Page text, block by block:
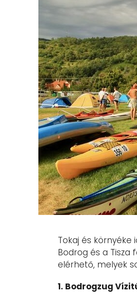
Tokaj és környéke
Bodrog és a Tisza
elérhető, melyek
1. Bodrogzug